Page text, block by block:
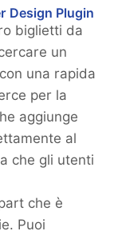
Design Plugin
biglietti da
un
una rapida
per la
aggiunge
al
che gli utenti
che è
Puoi